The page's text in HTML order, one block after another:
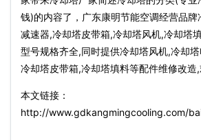
钱)的内容了，广东康明节能空调经营品
减速器,冷却塔皮带箱,冷却塔风机,冷却塔
型号规格齐全,同时提供冷却塔风机,冷却
冷却塔皮带箱,冷却塔填料等配件维修改造,
本文链接：
http://www.gdkangmingcooling.com/